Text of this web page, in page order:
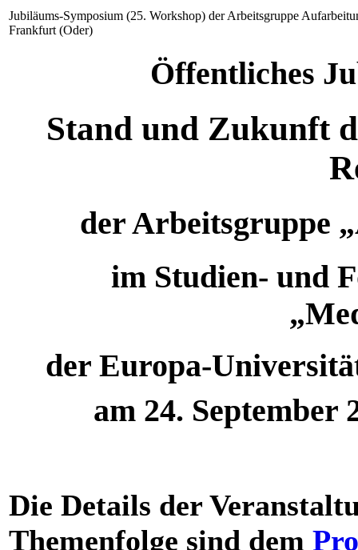
Jubiläums-Symposium (25. Workshop) der Arbeitsgruppe
Frankfurt (Oder)
Öffentliches
Stand und Zukunft
der Arbeitsgruppe
im Studien- und
der Europa-
am 24.
Die Details der
Themenfolge sind dem